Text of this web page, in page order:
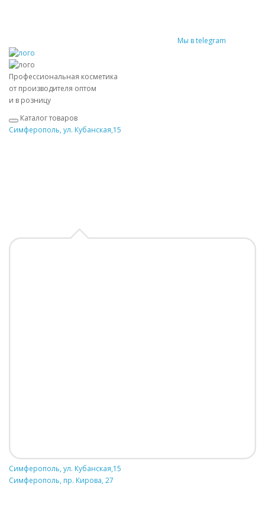
Мы в telegram
Профессиональная косметика
от производителя оптом
и в розницу
Каталог товаров
Симферополь, ул. Кубанская,15
Симферополь, ул. Кубанская,15
Симферополь, пр. Кирова, 27